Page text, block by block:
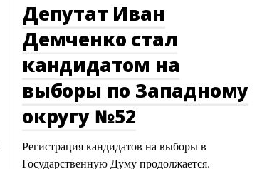
Депутат Иван
Демченко стал
кандидатом на
выборы по Западному
округу №52
Регистрация кандидатов на выборы в
Государственную Думу продолжается.